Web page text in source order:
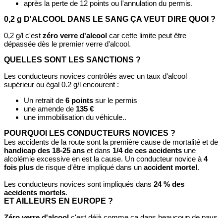
après la perte de 12 points ou l'annulation du permis.
0,2 g D'ALCOOL DANS LE SANG ÇA VEUT DIRE QUOI ?
0,2 g/l c'est zéro verre d'alcool car cette limite peut être
dépassée dès le premier verre d'alcool.
QUELLES SONT LES SANCTIONS ?
Les conducteurs novices contrôlés avec un taux d'alcool
supérieur ou égal 0.2 g/l encourent :
Un retrait de 6 points sur le permis
une amende de 135 €
une immobilisation du véhicule..
POURQUOI LES CONDUCTEURS NOVICES ?
Les accidents de la route sont la première cause de mortalité et de
handicap des 18-25 ans et dans 1/4 de ces accidents une
alcolémie excessive en est la cause. Un conducteur novice à 4
fois plus de risque d'être impliqué dans un accident mortel.
Les conducteurs novices sont impliqués dans 24 % des
accidents mortels.
ET AILLEURS EN EUROPE ?